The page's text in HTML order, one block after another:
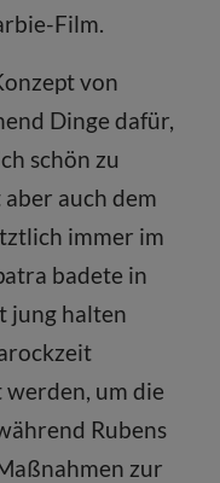
Film.
von
Dinge dafür,
schön zu
auch dem
immer im
badete in
jung halten
um die
Rubens
zur